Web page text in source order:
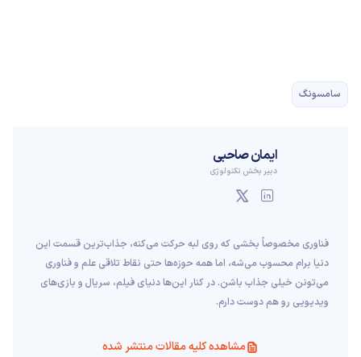
سامسونگ
ایمان صاحبی
دبیر بخش تکنولوژی
فناوری مخصوصاً بخشی که روی لبه حرکت می‌کنه، جذاب‌ترین قسمت این
دنیا برام محسوب می‌شه، اما همه حوزه‌ها حتی نقاط تلاقی علم و فناوری
می‌تونن خیلی جذاب باشن. در کنار این‌ها دنیای فیلم، سریال و بازی‌های
ویدیویی رو هم دوست دارم.
مشاهده کلیه مقالات منتشر شده